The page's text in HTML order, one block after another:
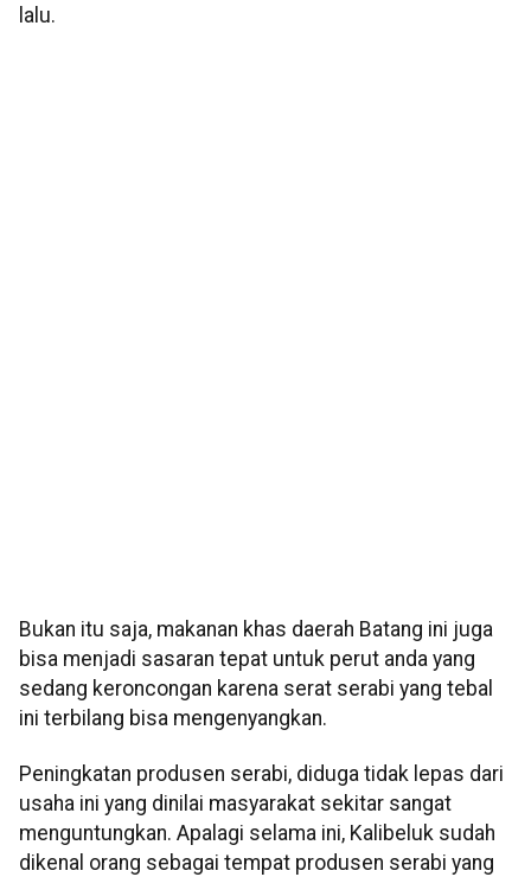
lalu.
Bukan itu saja, makanan khas daerah Batang ini juga
bisa menjadi sasaran tepat untuk perut anda yang
sedang keroncongan karena serat serabi yang tebal
ini terbilang bisa mengenyangkan.
Peningkatan produsen serabi, diduga tidak lepas dari
usaha ini yang dinilai masyarakat sekitar sangat
menguntungkan. Apalagi selama ini, Kalibeluk sudah
dikenal orang sebagai tempat produsen serabi yang